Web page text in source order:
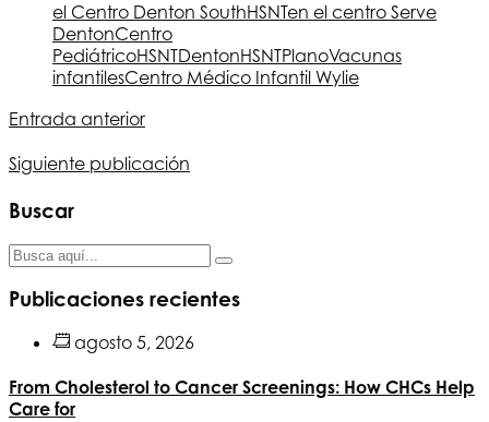
el Centro Denton SouthHSNTen el centro Serve
DentonCentro
PediátricoHSNTDentonHSNTPlanoVacunas
infantilesCentro Médico Infantil Wylie
Entrada anterior
Siguiente publicación
Buscar
Publicaciones recientes
agosto 5, 2026
From Cholesterol to Cancer Screenings: How CHCs Help
Care for